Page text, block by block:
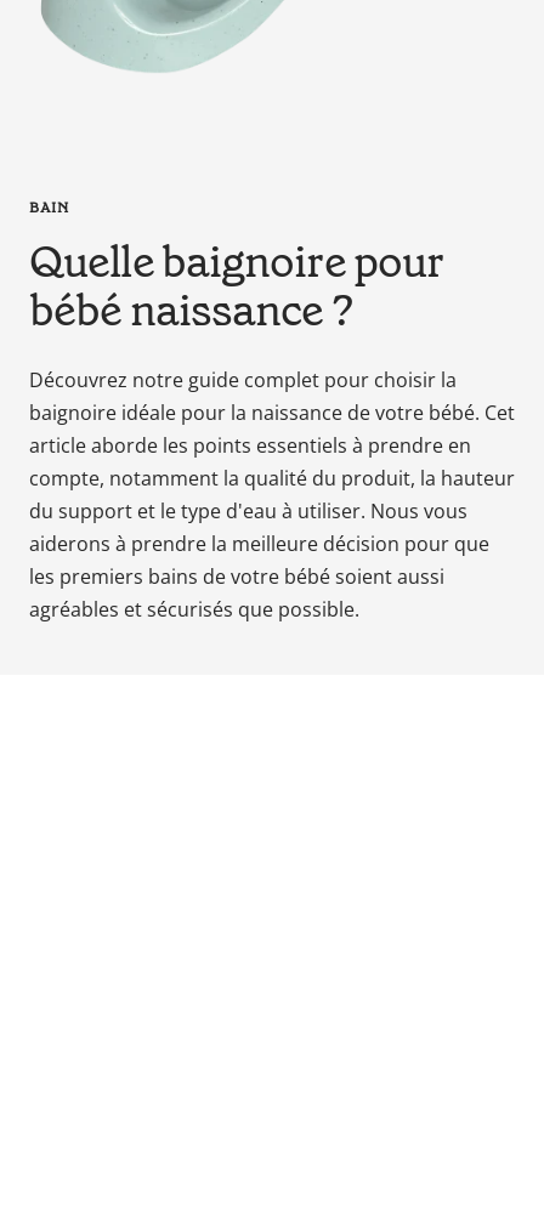
en
tant
la
grossesse
de
au
bain
avec
Papa.
Meilleurs
prix
sur
Babyphones,
coussins
maternité
BAIN
Quelle baignoire pour
bébé naissance ?
Découvrez notre guide complet pour choisir la
baignoire idéale pour la naissance de votre bébé. Cet
article aborde les points essentiels à prendre en
compte, notamment la qualité du produit, la hauteur
du support et le type d'eau à utiliser. Nous vous
aiderons à prendre la meilleure décision pour que
les premiers bains de votre bébé soient aussi
agréables et sécurisés que possible.